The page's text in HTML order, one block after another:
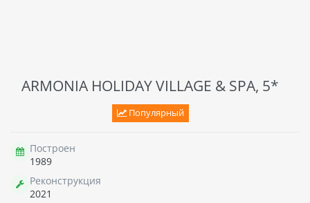
ARMONIA HOLIDAY VILLAGE & SPA, 5*
Популярный
Построен
1989
Реконструкция
2021